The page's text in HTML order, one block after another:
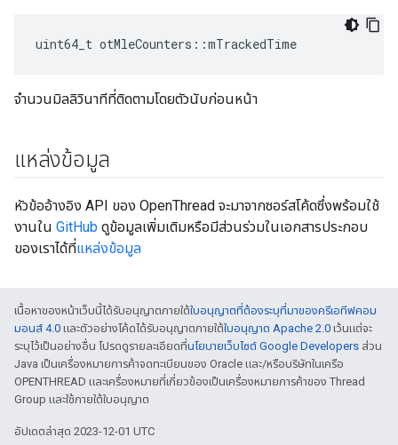
uint64_t otMleCounters ::mTrackedTime
จำนวนมิลลิวินาทีที่ติดตามโดยตัวนับก่อนหน้า
แหล่งข้อมูล
หัวข้ออ้างอิง API ของ OpenThread จะมาจากซอร์สโค้ดซึ่งพร้อมใช้
งานใน GitHub ดูข้อมูลเพิ่มเติมหรือมีส่วนร่วมในเอกสารประกอบ
ของเราได้ที่แหล่งข้อมูล
เนื้อหาของหน้าเว็บนี้ได้รับอนุญาตภายใต้ใบอนุญาตที่ต้องระบุที่มาของครีเอทีฟคอม
มอนส์ 4.0 และตัวอย่างโค้ดได้รับอนุญาตภายใต้ใบอนุญาต Apache 2.0 เว้นแต่จะ
ระบุไว้เป็นอย่างอื่น โปรดดูรายละเอียดที่นโยบายเว็บไซต์ Google Developers ส่วน
Java เป็นเครื่องหมายการค้าจดทะเบียนของ Oracle และ/หรือบริษัทในเครือ
OPENTHREAD และเครื่องหมายที่เกี่ยวข้องเป็นเครื่องหมายการค้าของ Thread
Group และใช้ภายใต้ใบอนุญาต
อัปเดตล่าสุด 2023-12-01 UTC